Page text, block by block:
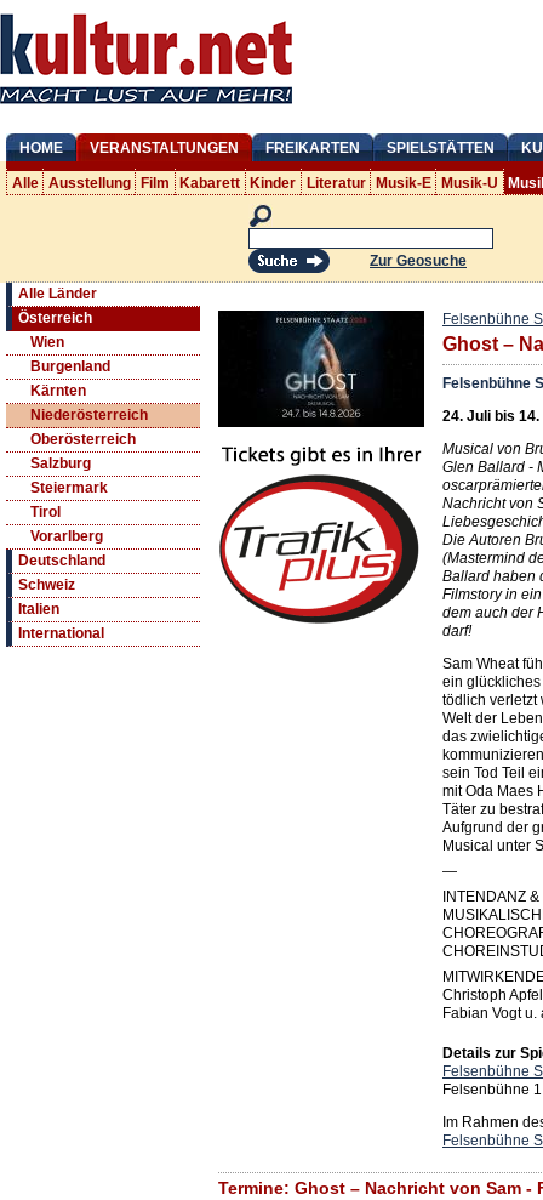
HOME VERANSTALTUNGEN FREIKARTEN SPIELSTÄTTEN
Alle Ausstellung Film Kabarett Kinder Literatur Musik-E Musik-U
Zur Geosuche
Alle Länder
Österreich
Wien
Burgenland
Kärnten
Niederösterreich
Oberösterreich
Salzburg
Steiermark
Tirol
Vorarlberg
Deutschland
Schweiz
Italien
International
Felsenbühne
Ghost –
Felsenbühne
24. Juli bis
Musical von
Glen Ballard -
Nachricht von
Die Autoren
(Mastermind
Ballard haben
Filmstory in
dem auch der
darf!
Sam Wheat
ein
tödlich verletzt
Welt der
das
sein Tod Teil
mit Oda Maes
Täter zu
Aufgrund der
Musical unter
—
INTENDANZ
Christoph
Fabian Vogt u.
Details zur
Felsenbühne
Felsenbühne
Im Rahmen
Felsenbühne
Termine: Ghost – Nachricht von Sam -